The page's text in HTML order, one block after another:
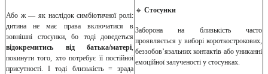
Або ж — як наслідок симбіотичної ролі:
дитина не має права включатися в
зовнішні стосунки, бо тоді доведеться
відокремитись від батька/матері,
покинути того, хто потребує її постійної
присутності. І тоді близькість = зрада
🔹 Стосунки
Заборона на близькість часто
проявляється у виборі короткострокових,
беззобов’язальних контактів або униканні
емоційної залученості у стосунках.